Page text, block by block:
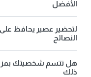
الأفضل
لتحضير عصير يحافظ
النصائح
هل تتسم شخصيتك
ذلك